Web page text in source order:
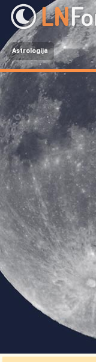
Astrologija